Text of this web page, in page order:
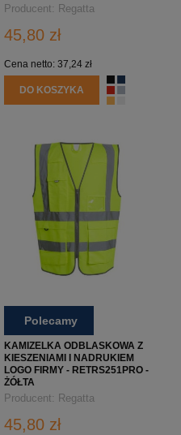
Producent: Regatta
45,80 zł
Cena netto: 37,24 zł
DO KOSZYKA
Polecamy
KAMIZELKA ODBLASKOWA Z
KIESZENIAMI I NADRUKIEM
LOGO FIRMY - RETRS251PRO -
ŻÓŁTA
Producent: Regatta
45,80 zł